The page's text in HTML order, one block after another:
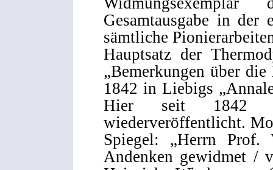
Gesamtausgabe in
sämtliche
Hauptsatz der
„Bemerkungen über
1842 in Liebigs
Hier seit 1842
wiederveröffentlicht.
Spiegel: „Herrn Prof.
Andenken gewidmet /